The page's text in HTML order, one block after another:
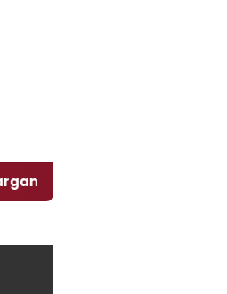
‎Nasirun Maestro Lukis